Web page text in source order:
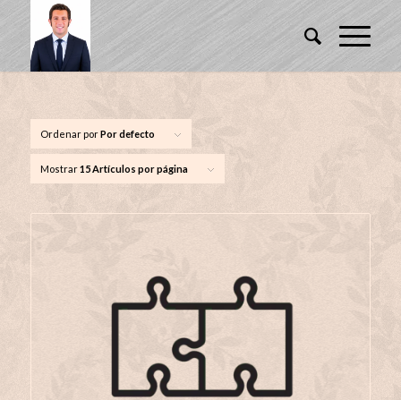
Ordenar porPor defecto
Mostrar15 Artículos por página